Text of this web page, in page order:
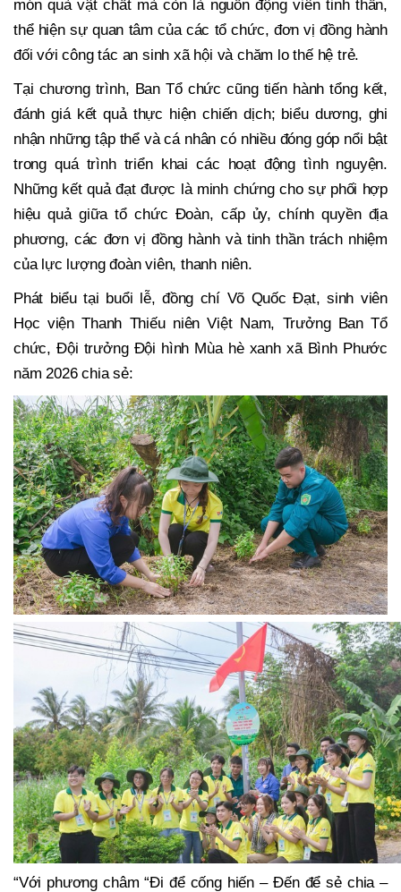
món quà vật chất mà còn là nguồn động viên tinh thần,
thể hiện sự quan tâm của các tổ chức, đơn vị đồng hành
đối với công tác an sinh xã hội và chăm lo thế hệ trẻ.
Tại chương trình, Ban Tổ chức cũng tiến hành tổng kết,
đánh giá kết quả thực hiện chiến dịch; biểu dương, ghi
nhận những tập thể và cá nhân có nhiều đóng góp nổi bật
trong quá trình triển khai các hoạt động tình nguyện.
Những kết quả đạt được là minh chứng cho sự phối hợp
hiệu quả giữa tổ chức Đoàn, cấp ủy, chính quyền địa
phương, các đơn vị đồng hành và tinh thần trách nhiệm
của lực lượng đoàn viên, thanh niên.
Phát biểu tại buổi lễ, đồng chí Võ Quốc Đạt, sinh viên
Học viện Thanh Thiếu niên Việt Nam, Trưởng Ban Tổ
chức, Đội trưởng Đội hình Mùa hè xanh xã Bình Phước
năm 2026 chia sẻ:
“Với phương châm “Đi để cống hiến – Đến để sẻ chia –